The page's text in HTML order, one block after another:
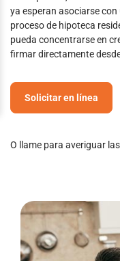
ya esperan asociarse
proceso de hipoteca
pueda concentrarse en
firmar directamente
Solicitar en línea
O llame para averiguar